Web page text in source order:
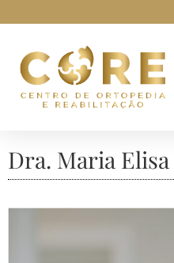
Dra. Maria